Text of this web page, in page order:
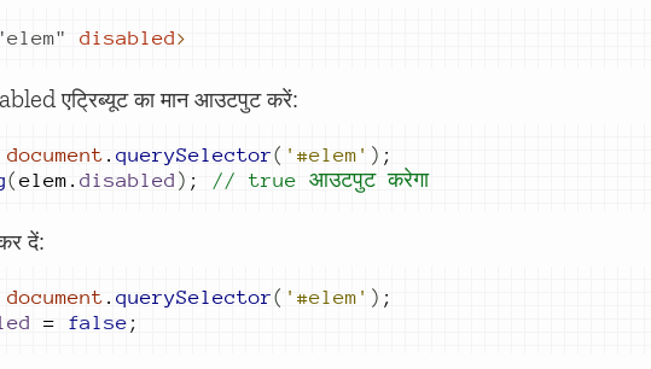
elem" disabled>
एट्रिब्यूट का मान आउटपुट करें:
document . querySelector( '#elem' ) ;
( elem . disabled ) ; // true आउटपुट करेगा
दें:
document . querySelector( '#elem' ) ;
= false ;